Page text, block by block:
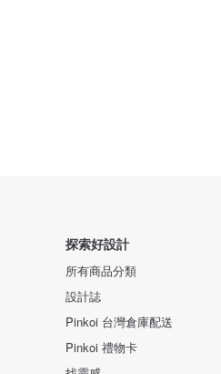
探索好設計
所有商品分類
設計誌
Pinkoi 台灣倉庫配送
Pinkoi 禮物卡